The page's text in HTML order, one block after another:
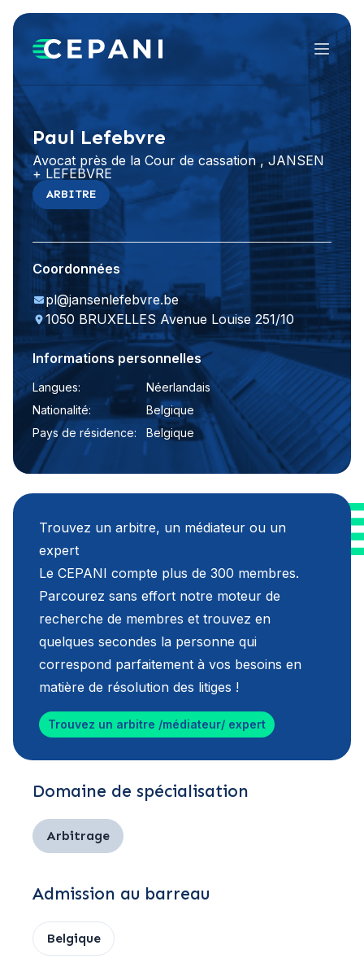
Menu
Visiter le site Web
Paul Lefebvre
Avocat près de la Cour de cassation , JANSEN
+ LEFEBVRE
ARBITRE
Coordonnées
pl@jansenlefebvre.be
1050 BRUXELLES Avenue Louise 251/10
Informations personnelles
Langues:
Néerlandais
Nationalité:
Belgique
Pays de résidence:
Belgique
Trouvez un arbitre, un médiateur ou un
expert
Le CEPANI compte plus de 300 membres.
Parcourez sans effort notre moteur de
recherche de membres et trouvez en
quelques secondes la personne qui
correspond parfaitement à vos besoins en
matière de résolution des litiges !
Trouvez un arbitre /médiateur/ expert
Domaine de spécialisation
Arbitrage
Admission au barreau
Belgique